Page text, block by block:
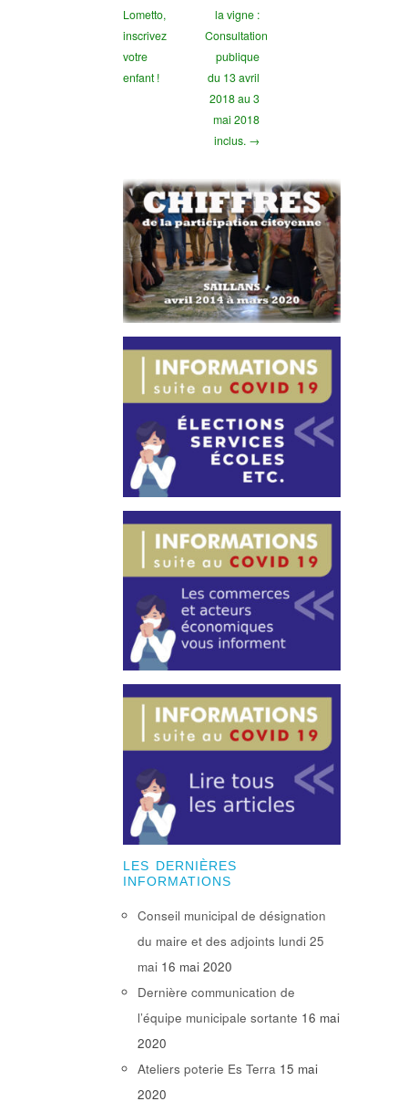
Lometto,
inscrivez
votre
enfant !
la vigne :
Consultation
publique
du 13 avril
2018 au 3
mai 2018
inclus. →
LES DERNIÈRES
INFORMATIONS
Conseil municipal de désignation
du maire et des adjoints lundi 25
mai 16 mai 2020
Dernière communication de
l’équipe municipale sortante 16 mai
2020
Ateliers poterie Es Terra 15 mai
2020